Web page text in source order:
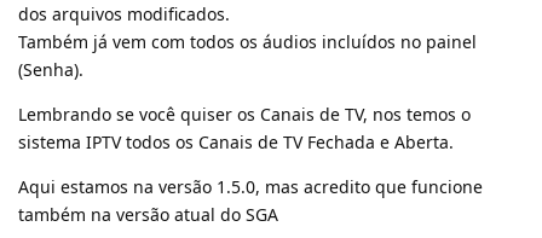
dos arquivos modificados.
Também já vem com todos os áudios incluídos no painel
(Senha).
Lembrando se você quiser os Canais de TV, nos temos o
sistema IPTV todos os Canais de TV Fechada e Aberta.
Aqui estamos na versão 1.5.0, mas acredito que funcione
também na versão atual do SGA